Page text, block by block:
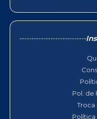
Pol. de
Troca